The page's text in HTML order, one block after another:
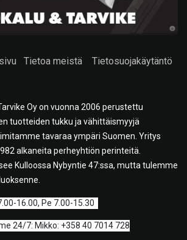
Tietoa meistä Tietosuojakäytäntö
Oy on vuonna 2006 perustettu
tuotteiden tukku ja vähittäismyyjä
tavaraa ympäri Suomen. Yritys
alkaneita perheyhtiön perinteitä.
Kulloossa Nybyntie 47:ssa, mutta tulemme
16.00, Pe 7.00-15.30
24/7: Mikko: +358 40 7014 728